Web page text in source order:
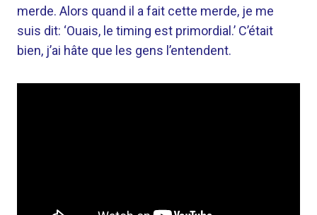
merde. Alors quand il a fait cette merde, je me
suis dit: ‘Ouais, le timing est primordial.’ C’était
bien, j’ai hâte que les gens l’entendent.